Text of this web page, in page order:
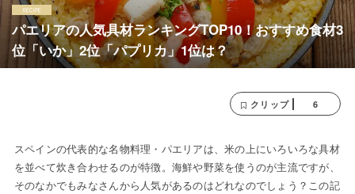
パエリアの人気具材ランキングTOP10！おすすめ食材3
位「いか」2位「パプリカ」1位は？
クリップ 6
スペインの代表的な名物料理・パエリアは、米の上にいろいろな具材
を並べて炊き合わせるのが特徴。海鮮や野菜を使うのが主流ですが、
そのなかでもみなさんから人気があるのはどれなのでしょう？この記